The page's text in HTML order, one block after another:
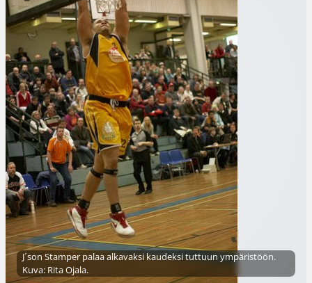
J´son Stamper palaa alkavaksi kaudeksi tuttuun ympäristöön.
Kuva: Rita Ojala.